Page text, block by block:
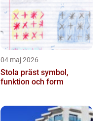
04 maj 2026
Stola präst symbol,
funktion och form